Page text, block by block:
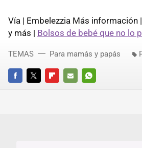
Vía | Embelezzia Más información |
y más | Bolsos de bebé que no lo
FACEBOOKTWITTERFLIPBOARD
E-
WHATSAPP
TEMAS Para mamás y papás